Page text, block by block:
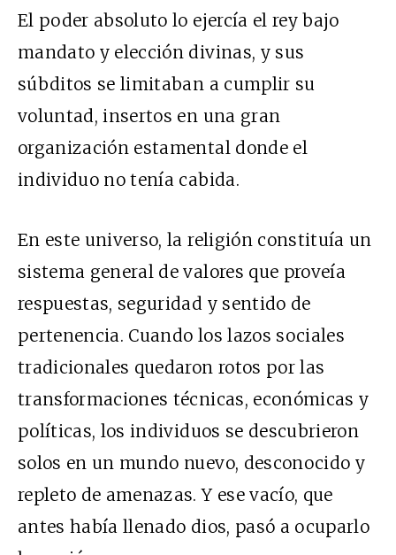
El poder absoluto lo ejercía el rey bajo
mandato y elección divinas, y sus
súbditos se limitaban a cumplir su
voluntad, insertos en una gran
organización estamental donde el
individuo no tenía cabida.
En este universo, la religión constituía un
sistema general de valores que proveía
respuestas, seguridad y sentido de
pertenencia. Cuando los lazos sociales
tradicionales quedaron rotos por las
transformaciones técnicas, económicas y
políticas, los individuos se descubrieron
solos en un mundo nuevo, desconocido y
repleto de amenazas. Y ese vacío, que
antes había llenado dios, pasó a ocuparlo